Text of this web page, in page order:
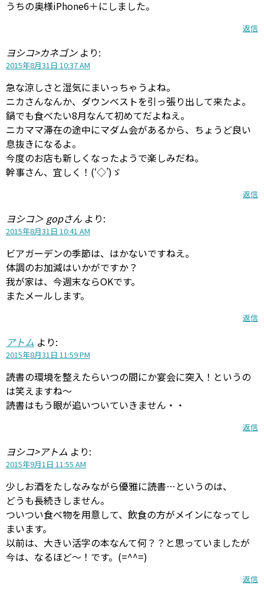
うちの奥様iPhone6＋にしました。
返信
ヨシコ>カネゴン より:
2015年8月31日 10:37 AM
急な涼しさと湿気にまいっちゃうよね。
ニカさんなんか、ダウンベストを引っ張り出して来たよ。
鍋でも食べたい8月なんて初めてだよねえ。
ニカママ滞在の途中にマダム会があるから、ちょうど良い
息抜きになるよ。
今度のお店も新しくなったようで楽しみだね。
幹事さん、宜しく！(‘◇’)ゞ
返信
ヨシコ＞ gopさん より:
2015年8月31日 10:41 AM
ビアガーデンの季節は、はかないですねえ。
体調のお加減はいかがですか？
我が家は、今週末ならOKです。
またメールします。
返信
アトム より:
2015年8月31日 11:59 PM
読書の環境を整えたらいつの間にか宴会に突入！というの
は笑えますね～
読書はもう眼が追いついていきません・・
返信
ヨシコ>アトム より:
2015年9月1日 11:55 AM
少しお酒をたしなみながら優雅に読書…というのは、
どうも長続きしません。
ついつい食べ物を用意して、飲食の方がメインになってし
まいます。
以前は、大きい活字の本なんて何？？と思っていましたが
今は、なるほど〜！です。(=^^=)
返信